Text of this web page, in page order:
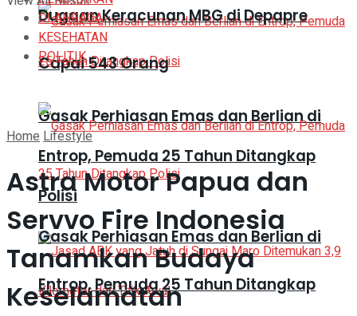
Gasak Perhiasan Emas dan Berlian di
Entrop, Pemuda 25 Tahun Ditangkap
Polisi
Dugaan Keracunan MBG di Depapre
Capai 543 Orang
Gasak Perhiasan Emas dan Berlian di
Entrop, Pemuda 25 Tahun Ditangkap
OLAHRAGA
KESEHATAN
POLITIK
HomeLifestyle
Astra Motor Papua dan
Servvo Fire Indonesia
Tanamkan Budaya
Keselamatan